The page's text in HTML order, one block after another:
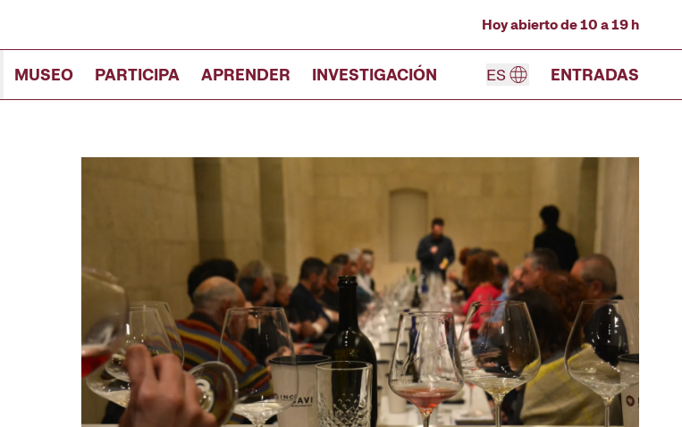
Hoy abierto de 10 a 19 h
MUSEO PARTICIPA APRENDER INVESTIGACIÓN ES ENTRADAS